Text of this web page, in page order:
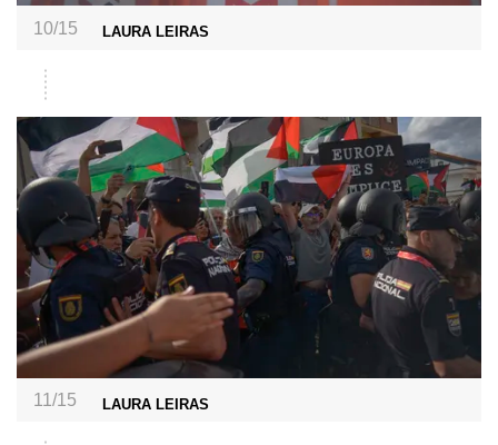
10/15 LAURA LEIRAS
11/15 LAURA LEIRAS